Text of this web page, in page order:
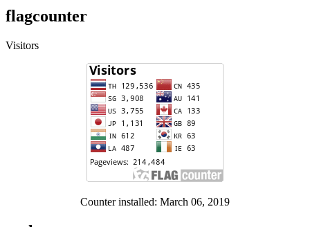
flagcounter
Visitors
Counter installed: March 06, 2019